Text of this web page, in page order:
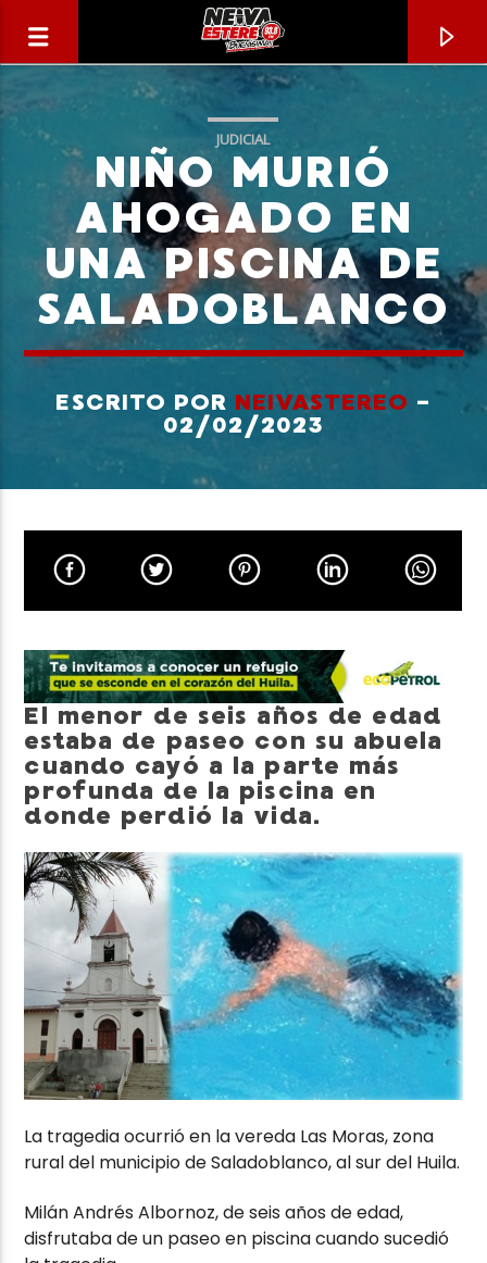
CANCIÓN ACTUAL
ARTISTA
JUDICIAL
NIÑO MURIÓ
AHOGADO EN
UNA PISCINA DE
SALADOBLANCO
ESCRITO POR NEIVASTEREO -
02/02/2023
El menor de seis años de edad
estaba de paseo con su abuela
cuando cayó a la parte más
profunda de la piscina en
donde perdió la vida.
La tragedia ocurrió en la vereda Las Moras, zona
rural del municipio de Saladoblanco, al sur del Huila.
Milán Andrés Albornoz, de seis años de edad,
disfrutaba de un paseo en piscina cuando sucedió